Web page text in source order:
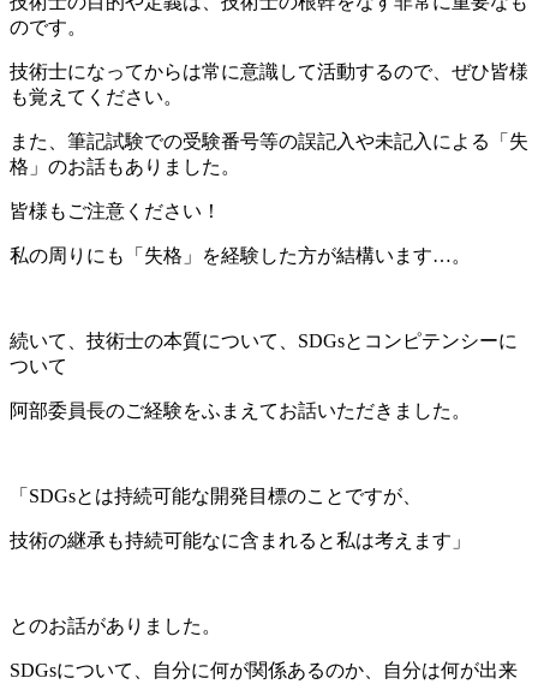
のです。
技術士になってからは常に意識して活動するので、ぜひ皆様
も覚えてください。
また、筆記試験での受験番号等の誤記入や未記入による「失
格」のお話もありました。
皆様もご注意ください！
私の周りにも「失格」を経験した方が結構います…。
続いて、技術士の本質について、SDGsとコンピテンシーに
ついて
阿部委員長のご経験をふまえてお話いただきました。
「SDGsとは持続可能な開発目標のことですが、
技術の継承も持続可能なに含まれると私は考えます」
とのお話がありました。
SDGsについて、自分に何が関係あるのか、自分は何が出来